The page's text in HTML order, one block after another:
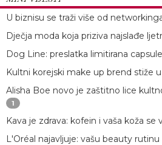
U biznisu se traži više od
Dječja moda koja priziva najslađe
Dog Line: preslatka limitirana
Kultni korejski make up brend stiže
Alisha Boe novo je zaštitno lice
1
Kava je zdrava: kofein i vaša koža se
L'Oréal najavljuje: vašu beauty